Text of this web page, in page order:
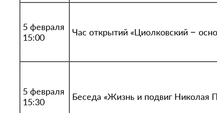
5 февраля
15:00
Час открытий «Циолковский –
5 февраля
15:30
Беседа «Жизнь и подвиг Николая